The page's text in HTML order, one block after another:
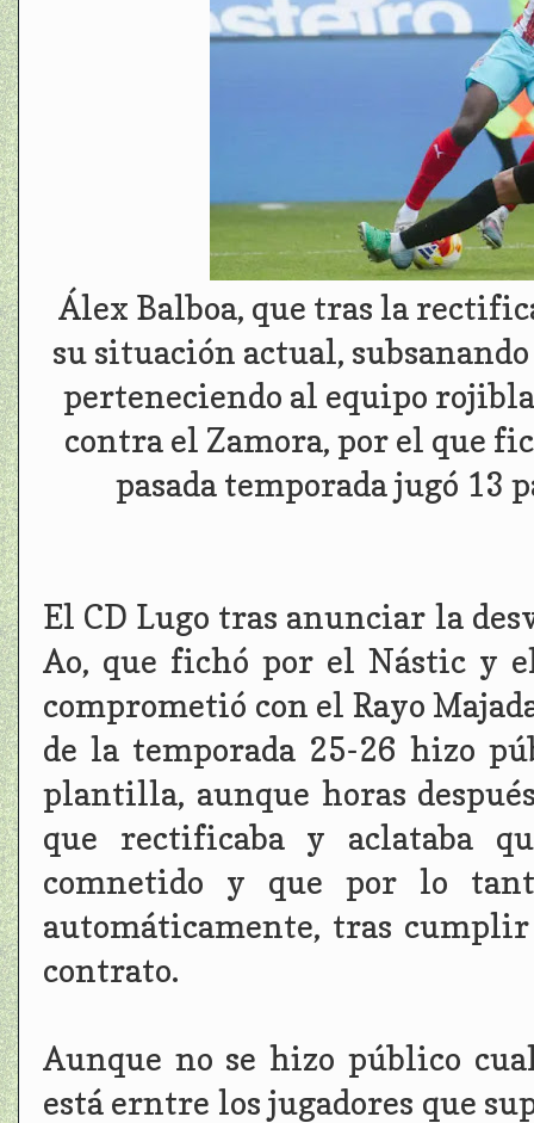
Álex Balboa, que tras la
su situación actual,
perteneciendo al equipo
contra el Zamora, por el que
pasada temporada jugó 13
El CD Lugo tras anunciar la
Ao, que fichó por el Nástic y
comprometió con el Rayo
de la temporada 25-26 hizo
plantilla, aunque horas
que rectificaba y aclataba
comnetido y que por lo
automáticamente, tras
contrato.
Aunque no se hizo público
está erntre los jugadores que